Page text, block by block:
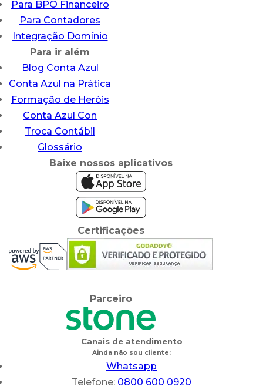
Para BPO Financeiro
Para Contadores
Integração Domínio
Para ir além
Blog Conta Azul
Conta Azul na Prática
Formação de Heróis
Conta Azul Con
Troca Contábil
Glossário
Baixe nossos aplicativos
Certificações
Parceiro
Canais de atendimento
Ainda não sou cliente:
Whatsapp
Telefone: 0800 600 0920